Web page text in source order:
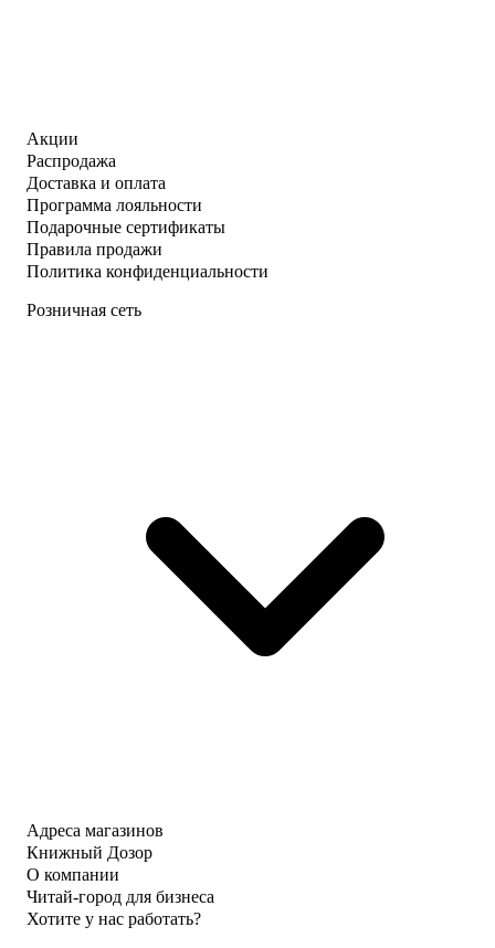
Акции
Распродажа
Доставка и оплата
Программа лояльности
Подарочные сертификаты
Правила продажи
Политика конфиденциальности
Розничная сеть
Адреса магазинов
Книжный Дозор
О компании
Читай-город для бизнеса
Хотите у нас работать?